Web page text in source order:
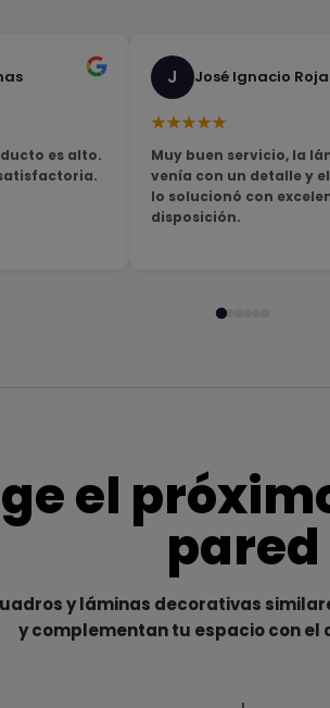
es alto.
J José Ignacio
★★★★★
Muy buen servicio, la
venía con un detalle y
lo solucionó con
disposición.
el
pared
y láminas decorativas
y complementan tu espacio con el